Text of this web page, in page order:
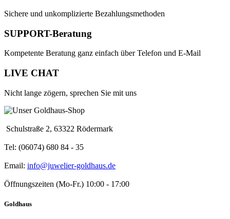
Sichere und unkomplizierte Bezahlungsmethoden
SUPPORT-Beratung
Kompetente Beratung ganz einfach über Telefon und E-Mail
LIVE CHAT
Nicht lange zögern, sprechen Sie mit uns
Schulstraße 2, 63322 Rödermark
Tel: (06074) 680 84 - 35
Email: info@juwelier-goldhaus.de
Öffnungszeiten (Mo-Fr.) 10:00 - 17:00
Goldhaus